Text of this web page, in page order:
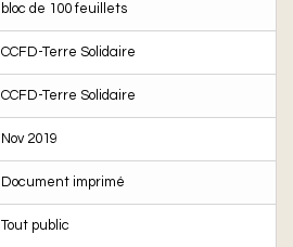
bloc de 100 feuillets
CCFD-Terre Solidaire
CCFD-Terre Solidaire
Nov 2019
Document imprimé
Tout public